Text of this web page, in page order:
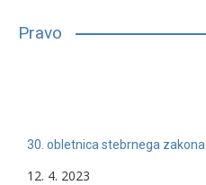
Pravo
30. obletnica stebrnega
12. 4. 2023